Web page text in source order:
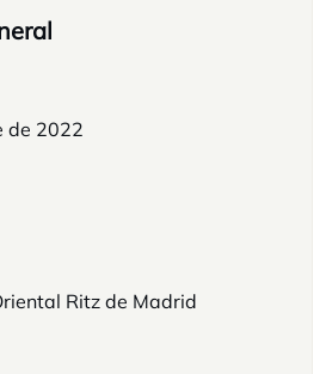
de 2022
Ritz de Madrid